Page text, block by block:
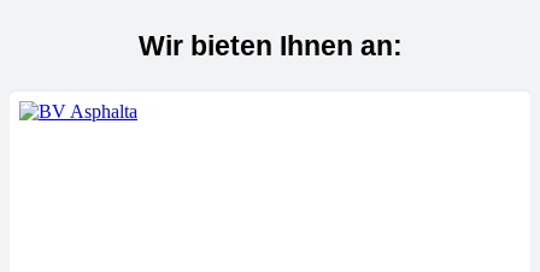
Wir bieten Ihnen an: